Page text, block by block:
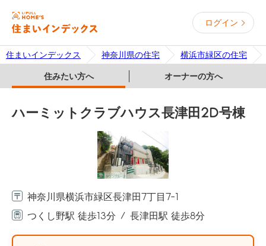
ログイン
住まいインデックス 神奈川県の住宅 横浜市緑区の住宅
住みたい方へ オーナーの方へ
ハーミットクラブハウス長津田2D号棟
神奈川県横浜市緑区長津田7丁目7-1
つくし野駅 徒歩13分
長津田駅 徒歩8分